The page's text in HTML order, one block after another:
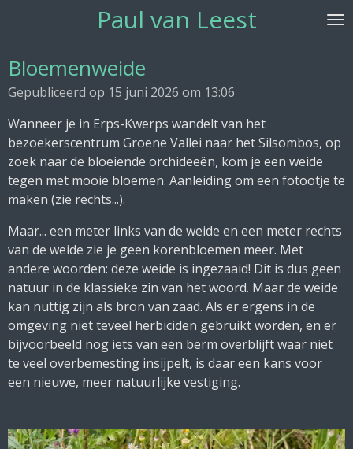
de
hoofdinhoud
Paul van Leest
Bloemenweide
Gepubliceerd op 15 juni 2026 om 13:06
Wanneer je in Erps-Kwerps wandelt van het
bezoekerscentrum Groene Vallei naar het Silsombos, op
zoek naar de bloeiende orchideeën, kom je een weide
tegen met mooie bloemen. Aanleiding om een fotootje te
maken (zie rechts...).
Maar... een meter links van de weide en een meter rechts
van de weide zie je geen korenbloemen meer. Met
andere woorden: deze weide is ingezaaid! Dit is dus geen
natuur in de klassieke zin van het woord. Maar de weide
kan nuttig zijn als bron van zaad. Als er ergens in de
omgeving niet teveel herbiciden gebruikt worden, en er
bijvoorbeeld nog iets van een berm overblijft waar niet
te veel overbemesting insijpelt, is daar een kans voor
een nieuwe, meer natuurlijke vestiging.